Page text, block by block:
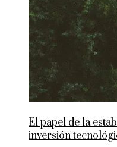
El papel de la
inversión